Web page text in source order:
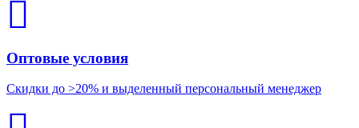
Оптовые условия
Скидки до >20% и выделенный персональный менеджер